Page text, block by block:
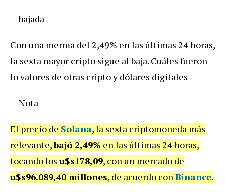
-- bajada --
Con una merma del 2,49% en las últimas 24 horas,
la sexta mayor cripto sigue al baja. Cuáles fueron
lo valores de otras cripto y dólares digitales
-- Nota --
El precio de Solana, la sexta criptomoneda más
relevante,bajó 2,49% en las últimas 24 horas,
tocando los u$s178,09, con un mercado de
u$s96.089,40 millones, de acuerdo conBinance.